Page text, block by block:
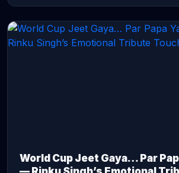
World Cup Jeet Gaya… Par